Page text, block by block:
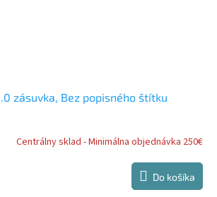
zásuvka, Bez popisného štítku
Centrálny sklad - Minimálna objednávka 250€
Do košíka